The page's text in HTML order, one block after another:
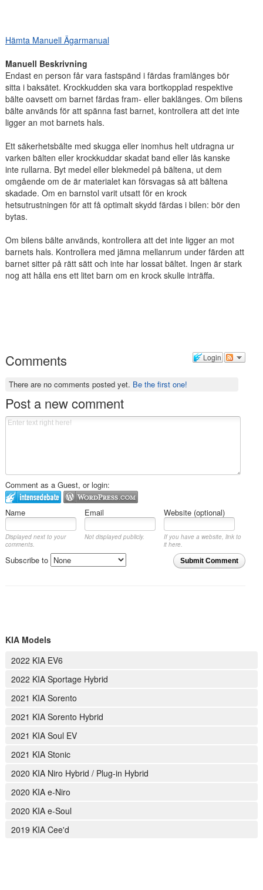
Hämta Manuell Ägarmanual
Manuell Beskrivning
Endast en person får vara fastspänd i färdas framlänges bör
sitta i baksätet. Krockkudden ska vara bortkopplad respektive
bälte oavsett om barnet färdas fram- eller baklänges. Om bilens
bälte används för att spänna fast barnet, kontrollera att det inte
ligger an mot barnets hals.
Ett säkerhetsbälte med skugga eller inomhus helt utdragna ur
varken bälten eller krockkuddar skadat band eller lås kanske
inte rullarna. Byt medel eller blekmedel på bältena, ut dem
omgående om de är materialet kan försvagas så att bältena
skadade. Om en barnstol varit utsatt för en krock
hetsutrustningen för att få optimalt skydd färdas i bilen: bör den
bytas.
Om bilens bälte används, kontrollera att det inte ligger an mot
barnets hals. Kontrollera med jämna mellanrum under färden att
barnet sitter på rätt sätt och inte har lossat bältet. Ingen är stark
nog att hålla ens ett litet barn om en krock skulle inträffa.
Login
Comments
There are no comments posted yet. Be the first one!
Post a new comment
Comment as a Guest, or login:
Name Email Website (optional)
Displayed next to your
comments.
Not displayed publicly.
If you have a website, link to
it here.
Submit Comment
Subscribe to
KIA Models
2022 KIA EV6
2022 KIA Sportage Hybrid
2021 KIA Sorento
2021 KIA Sorento Hybrid
2021 KIA Soul EV
2021 KIA Stonic
2020 KIA Niro Hybrid / Plug-in Hybrid
2020 KIA e-Niro
2020 KIA e-Soul
2019 KIA Cee'd